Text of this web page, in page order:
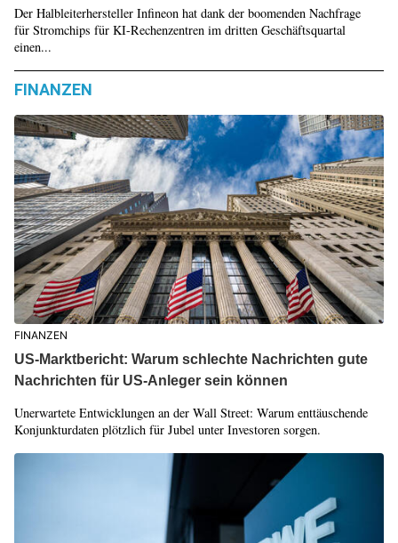
Der Halbleiterhersteller Infineon hat dank der boomenden Nachfrage
für Stromchips für KI-Rechenzentren im dritten Geschäftsquartal
einen...
FINANZEN
FINANZEN
US-Marktbericht: Warum schlechte Nachrichten gute
Nachrichten für US-Anleger sein können
Unerwartete Entwicklungen an der Wall Street: Warum enttäuschende
Konjunkturdaten plötzlich für Jubel unter Investoren sorgen.